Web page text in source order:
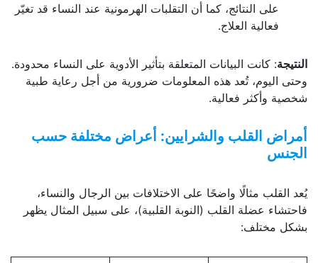
على النتائج، كما أن التقلبات الهرمونية عند النساء قد تغيّر
فعالية العلاج.
النتيجة: كانت البيانات المتعلقة بتأثير الأدوية على النساء محدودة.
وحتى اليوم، تُعد هذه المعلومات ضرورية من أجل رعاية طبية
شخصية وأكثر فعالية.
أمراض القلب والشرايين: أعراض مختلفة حسب
الجنس
يُعد القلب مثالًا واضحًا على الاختلافات بين الرجال والنساء،
فاحتشاء عضلة القلب (النوبة القلبية)، على سبيل المثال يظهر
بشكل مختلف: